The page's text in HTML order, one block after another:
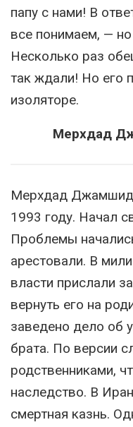
папу с нами! В
все понимаем, — но
Несколько раз
так ждали! Но его
изоляторе.
Мерхдад
Мерхдад
1993 году. Начал
Проблемы
арестовали. В
власти прислали
вернуть его на
заведено дело об
брата. По версии
родственниками,
наследство. В
смертная казнь.